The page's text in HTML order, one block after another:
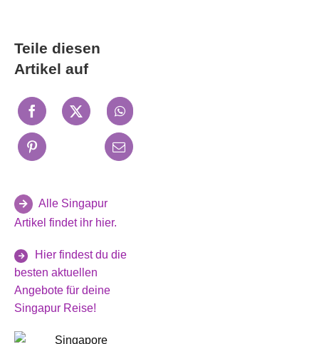
Teile diesen
Artikel auf
Alle Singapur
Artikel findet ihr hier.
Hier findest du die
besten aktuellen
Angebote für deine
Singapur Reise!